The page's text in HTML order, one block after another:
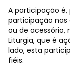
A participação
participação nas
ou de acessório,
Liturgia, que é
lado, esta
fiéis.